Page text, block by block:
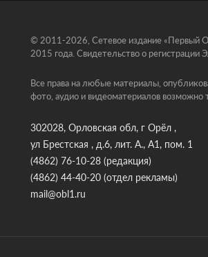
© 2011-2026, Сетевое издание «Первый
2015 года. Свидетельство о
Все права на любые материалы,
фото, аудио и видеоматериалов возможно
302028, Орловская обл, г Орёл ,
ул Брестская , д.6, лит. А., А1, пом. 1
(4862) 76-10-28 (редакция)
(4862) 44-40-20 (отдел рекламы)
mail@obl1.ru